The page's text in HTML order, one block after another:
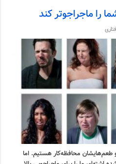
ماجراجوتر کند
طعم‌هایشان محافظه‌کار هستیم. اما